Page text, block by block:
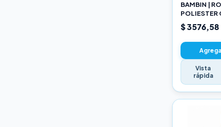
BAMBIN |
POLIESTER
22CM
$ 3576,58
Vista
rápida